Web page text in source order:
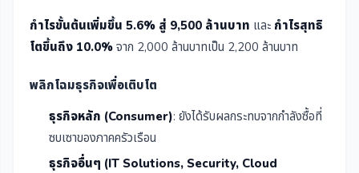
กำไรขั้นต้นเพิ่มขึ้น 5.6% สู่ 9,500 ล้านบาท และ กำไรสุทธิ
โตขึ้นถึง 10.0% จาก 2,000 ล้านบาทเป็น 2,200 ล้านบาท
พลิกโฉมธุรกิจเพื่อเติบโต
ธุรกิจหลัก (Consumer): ยังได้รับผลกระทบจากกำลังซื้อที่
ซบเซาของภาคครัวเรือน
ธุรกิจอื่นๆ (IT Solutions, Security, Cloud